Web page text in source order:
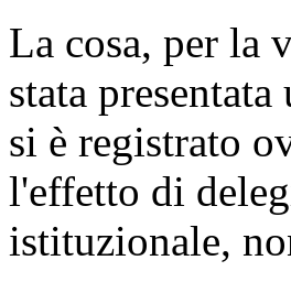
La cosa, per la
stata
si è registrato
l'effetto di
istituzionale,